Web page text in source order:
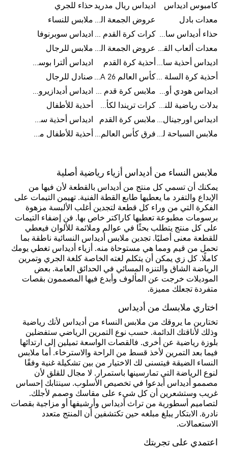
كامبوس اديداس
اديداس ريال مدريد حذاء للجري
معدات بادل
عروض الجمعة البيضاء للرجال ملابس للنساء
حذاء أديداس سامبا للأطفال
كرات كرة القدم للرجال اديداس سوبرنوفا
معدات ألعاب القوى
عروض الجمعة البيضاء للسيدات ملابس للرجال
اديداس أحذية سامبا للنساء أحذية كرة القدم
اديداس ألترا بوست
أحذية كرة السلة للرجال
كأس العالم FIFA 26™ صنادل للرجال
اديداس هودي أورجينال للنساء
ملابس كرة قدم للاطفال
اديداس أديدازيرو معدات الجري
بدلات رياضية للنساء
كرات تريندا لكأس العالم FIFA 26™
أحذية للأطفال
اديداس اورجينال ملابس ملابس كرة القدم
اديداس أحذية سوبرنوفا للرجال
ملابس السباحة للرجال
فرق كأس العالم FIFA 26™ أحذية للأطفال من 8 إلى 16 سنة
ملابس النساء من أديداس أزياء رياضية أصلية
يمكنك أن تسمي كل منتج من أديداس بالقطعة لأن فيها من
الإبداع والتفرد ما يعطيها طابع القطة الفنية. تهيمن التيمات على
الفكرة التي من وراء كل قطعة لتجدين أغلب الألبسة مزهوة
برسومات مطبوعة تعطيها كاراكتر خاص بها. فن إضفاء التيمات
على كل منتج يتطلب بحثًا في عوالم وملائمة للألوان فيعطي
للقطعة معنى أصليًا. تجدين ملابس أديداس النسائية ناطقة بما
تحمل من قيم ومما هي مستوحاة منه. أزياء أديداس تغطي يومك
كاملًا. كل زي يمكن أن يتكلم لغته الخاصة كلغة الجري وتمرين
الرياضة الشاق والتنزه المسائي في الحدائق العامة. بعض
الموديلات خرجت عن المألوف وأبدع فيها المصممون بقصات
متفردة تجعلك مميزة.
اختاري ملابسك من أديداس
تختارين ما يروقك من ملابس النساء من أديداس لأنك رياضية
وذلك لأناقتك الدائمة. حسب نوع التمرين الرياضي ستفضلين
بلوزة رياضية عن أخرى. فالقصات الواسعة تميلين إلى ارتدائها
فيما بعد التمرين لأخذ قسط من الراحة والاسترخاء. أما ملابس
النساء الضيقة فيتسنى لك الاختيار من بين تشكيلة غنية وفقًا
لنوع الرياضة التي تمارسينها باستمرار. لا مجال للقلق لأن
مصممو أديداس أبدعوا في تخصيص الأسلوب. سينتابك إحساس
غريب وستشعرين أن كل شيء على مقاسك وصمم لأجلك.
لتصاميم أسطورية من تراث أديداس وأرشيفها أو مزاجية بقصات
نادرة. الابتكار يبلغ مبلغه حين تكتشفين أن المنتج متعدد
الاستعمالات.
اعتمدي على تجربتك